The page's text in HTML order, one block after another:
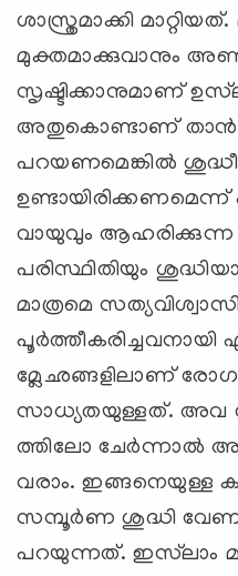
ശാസ്ത്രമാക്കി
മുക്തമാക്കുവാനും
സൃഷ്ടിക്കാനുമാണ്
അതുകൊണ്ടാണ് താന്‍
പറയണമെങ്കില്‍
വായുവും ആഹരിക്കുന്ന
പരിസ്ഥിതിയും
മാത്രമെ
മ്ലേഛങ്ങളിലാണ്
സാധ്യതയുള്ളത്. അവ
ത്തിലോ ചേര്‍ന്നാല്‍
വരാം.
സമ്പൂര്‍ണ ശുദ്ധി
പറയുന്നത്. ഇസ്‌ലാം